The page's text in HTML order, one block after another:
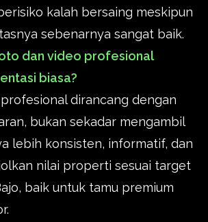
kalah bersaing meskipun
sebenarnya sangat baik.
dan video profesional
biasa?
dirancang dengan
bukan sekadar mengambil
lebih konsisten, informatif, dan
nilai properti sesuai target
baik untuk tamu premium